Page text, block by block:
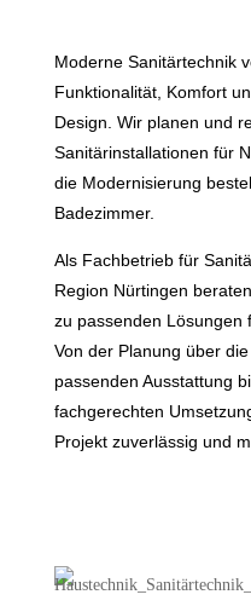
Moderne Sanitärtechnik
Funktionalität, Komfort
Design. Wir planen und
Sanitärinstallationen für
die Modernisierung
Badezimmer.
Als Fachbetrieb für
Region Nürtingen
zu passenden Lösungen
Von der Planung über
passenden Ausstattung
fachgerechten
Projekt zuverlässig und